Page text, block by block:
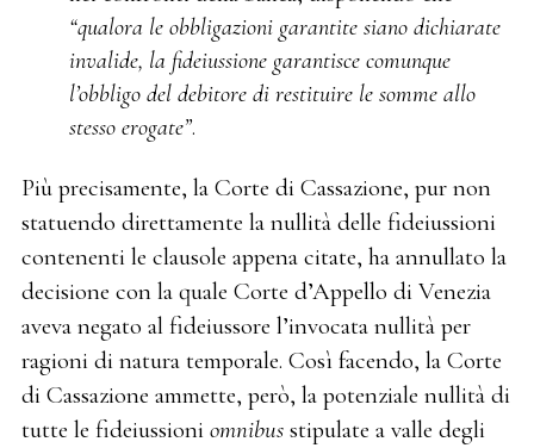
“qualora le obbligazioni garantite siano dichiarate
invalide, la fideiussione garantisce comunque
l’obbligo del debitore di restituire le somme allo
stesso erogate”.
Più precisamente, la Corte di Cassazione, pur non
statuendo direttamente la nullità delle fideiussioni
contenenti le clausole appena citate, ha annullato la
decisione con la quale Corte d’Appello di Venezia
aveva negato al fideiussore l’invocata nullità per
ragioni di natura temporale. Così facendo, la Corte
di Cassazione ammette, però, la potenziale nullità di
tutte le fideiussioni omnibusstipulate a valle degli